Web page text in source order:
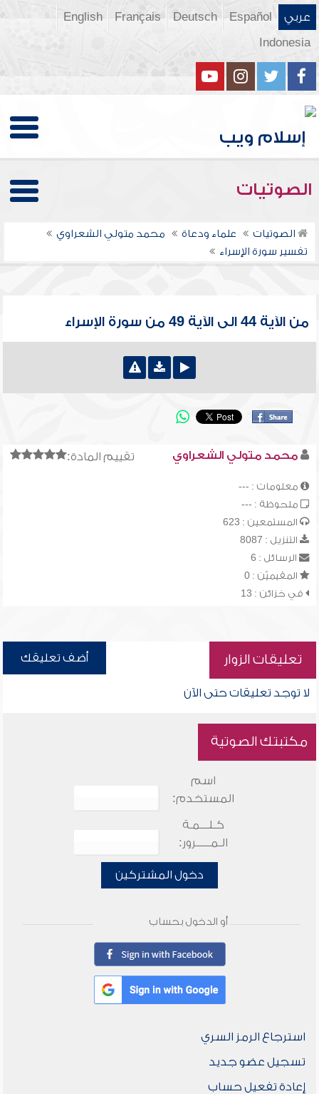
عربي Español
Deutsch
Français
English
Indonesia
الصوتيات
الصوتيات علماء ودعاة
محمد متولي الشعراوي
تفسير سورة الإسراء
من الآية 44 الى الآية 49 من سورة الإسراء
تقييم المادة: محمد متولي الشعراوي
معلومات : ---
ملحوظة : ---
المستمعين : 623
التنزيل : 8087
الرسائل : 6
المقيميّن : 0
في خزائن : 13
تعليقات الزوار أضف تعليقك
لا توجد تعليقات حتى الآن
مكتبتك الصوتية
اسم
المستخدم:
كـلـــمـة
الـمـــــرور:
دخول المشتركين
أو الدخول بحساب
استرجاع الرمز السري
تسجيل عضو جديد
إعادة تفعيل حساب